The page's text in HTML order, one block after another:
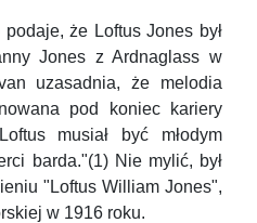
że Loftus Jones był
Jones z Ardnaglass w
uzasadnia, że melodia
pod koniec kariery
musiał być młodym
barda."(1) Nie mylić, był
"Loftus William Jones",
w 1916 roku.